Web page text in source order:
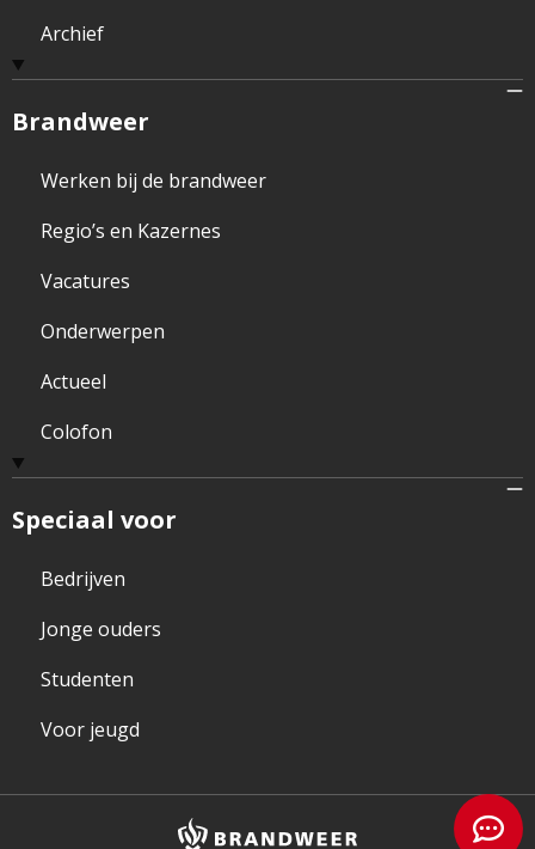
Archief
Brandweer
Werken bij de brandweer
Regio’s en Kazernes
Vacatures
Onderwerpen
Actueel
Colofon
Speciaal voor
Bedrijven
Jonge ouders
Studenten
Voor jeugd
Brandweer